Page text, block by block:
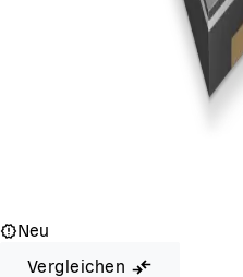
Neu
Vergleichen